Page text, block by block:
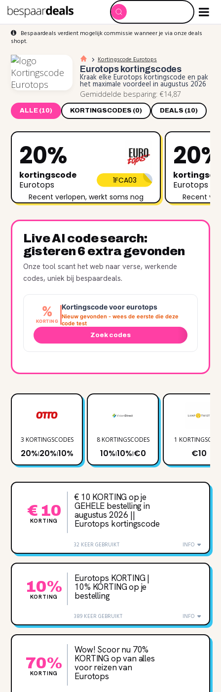
Bespaardeals verdient mogelijk commissie wanneer je via onze deals
shopt.
Kortingscode Eurotops
Eurotops kortingscodes
Kraak elke Eurotops kortingscode en pak
het maximale voordeel in augustus 2026
Gemiddelde besparing: €14,87
ALLE (10) KORTINGSCODES (0) DEALS (10)
20%
kortingscode
Eurotops
1FCA03
Recent verlopen, werkt soms nog
20%
Eurotops
Recent
Live AI code search:
gisteren 6 extra gevonden
Onze tool scant het web naar verse, werkende
codes, uniek bij bespaardeals.
%
KORTING
Kortingscode voor eurotops
Nieuw gevonden - wees de eerste die deze
code test
Zoek codes
3 KORTINGSCODES
20%|20%|10%
8 KORTINGSCODES
10%|10%|€0
1
€10
€ 10
KORTING
€ 10 KORTING op je
GEHELE bestelling in
augustus 2026 ||
Eurotops kortingscode
32 KEER GEBRUIKT INFO
10%
KORTING
Eurotops KORTING |
10% KORTING op je
bestelling
389 KEER GEBRUIKT INFO
70%
KORTING
Wow! Scoor nu 70‌%
KORTING op van alles
voor reizen van
Eurotops